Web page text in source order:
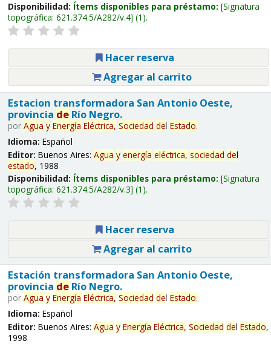
Disponibilidad: Ítems disponibles para préstamo: Signatura
topográfica: 621.374.5/A282/v.4 (1).
Hacer reserva
Agregar al carrito
Estacion transformadora San Antonio Oeste,
provincia deRío Negro.
por Agua y Energía Eléctrica, Sociedad del Estado.
Idioma: Español
Editor: Buenos Aires: Agua y energía eléctrica, sociedad del
estado, 1988
Disponibilidad: Ítems disponibles para préstamo: Signatura
topográfica: 621.374.5/A282/v.3 (1).
Hacer reserva
Agregar al carrito
Estación transformadora San Antonio Oeste,
provincia deRío Negro.
por Agua y Energía Eléctrica, Sociedad del Estado.
Idioma: Español
Editor: Buenos Aires: Agua y Energía Eléctrica, Sociedad del Estado,
1998